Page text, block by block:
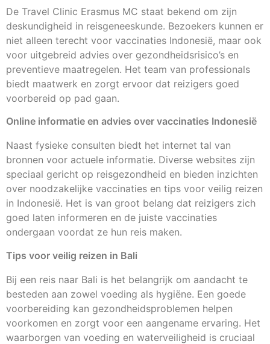
De Travel Clinic Erasmus MC staat bekend om zijn
deskundigheid in reisgeneeskunde. Bezoekers kunnen er
niet alleen terecht voor vaccinaties Indonesië, maar ook
voor uitgebreid advies over gezondheidsrisico’s en
preventieve maatregelen. Het team van professionals
biedt maatwerk en zorgt ervoor dat reizigers goed
voorbereid op pad gaan.
Online informatie en advies over vaccinaties Indonesië
Naast fysieke consulten biedt het internet tal van
bronnen voor actuele informatie. Diverse websites zijn
speciaal gericht op reisgezondheid en bieden inzichten
over noodzakelijke vaccinaties en tips voor veilig reizen
in Indonesië. Het is van groot belang dat reizigers zich
goed laten informeren en de juiste vaccinaties
ondergaan voordat ze hun reis maken.
Tips voor veilig reizen in Bali
Bij een reis naar Bali is het belangrijk om aandacht te
besteden aan zowel voeding als hygiëne. Een goede
voorbereiding kan gezondheidsproblemen helpen
voorkomen en zorgt voor een aangename ervaring. Het
waarborgen van voeding en waterveiligheid is cruciaal